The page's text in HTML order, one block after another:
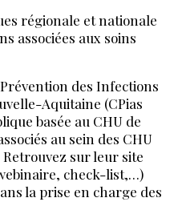
régionale et nationale
associées aux soins
des Infections
Aquitaine (CPias
basée au CHU de
au sein des CHU
sur leur site
check-list,…)
la prise en charge des